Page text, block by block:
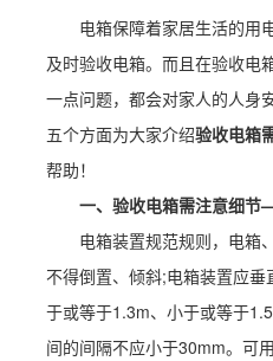
电箱保障着家居生活的用
及时验收电箱。而且在验收电
一点问题，都会对家人的人身
五个方面为大家介绍验收电箱
帮助！
一、验收电箱需注意细
电箱装置规范规则，电箱
不得倒置、倾斜;电箱装置应
于或等于1.3m、小于或等于
间的间隔不应小于30mm。可